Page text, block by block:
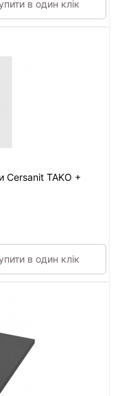
в один клік
Cersanit TAKO +
в один клік